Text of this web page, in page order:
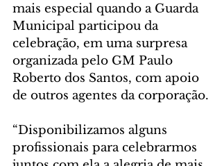
mais especial quando a Guarda
Municipal participou da
celebração, em uma surpresa
organizada pelo GM Paulo
Roberto dos Santos, com apoio
de outros agentes da corporação.
“Disponibilizamos alguns
profissionais para celebrarmos